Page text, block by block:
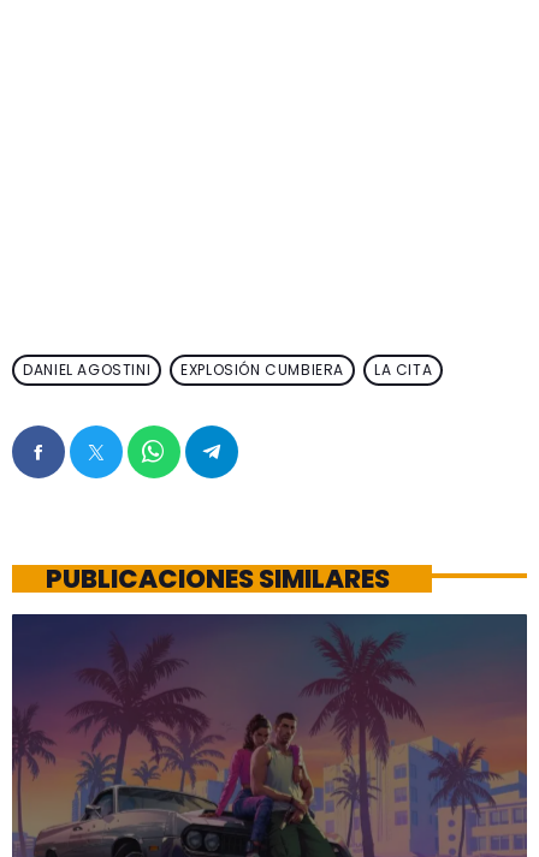
DANIEL AGOSTINI EXPLOSIÓN CUMBIERA LA CITA
PUBLICACIONES SIMILARES